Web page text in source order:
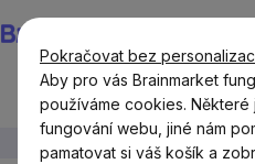
Pokračovat bez
Aby pro vás Brainmarket
používáme cookies.
fungování webu, jiné nám
pamatovat si váš košík a
na
obsah
Doplňky stravy a výživa